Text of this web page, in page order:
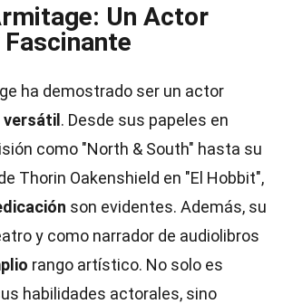
Un Actor
ha demostrado ser un actor
versátil . Desde sus papeles en
como "North & South" hasta su
Thorin Oakenshield en "El Hobbit",
son evidentes. Además, su
y como narrador de audiolibros
rango artístico. No solo es
habilidades actorales, sino